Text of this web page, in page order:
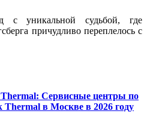
с уникальной судьбой, где
причудливо переплелось с
Thermal: Сервисные центры по
Thermal в Москве в 2026 году